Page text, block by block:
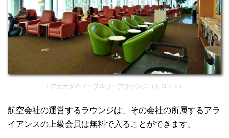
エアカナダのメープルリーフラウンジ（トロント）
航空会社の運営するラウンジは、その会社の所属するアラ
イアンスの上級会員は無料で入ることができます。